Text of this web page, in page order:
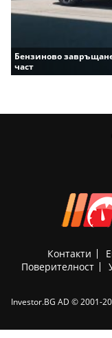
Бензиново
част
Контакти
Поверителност
Investor.BG AD © 2001-